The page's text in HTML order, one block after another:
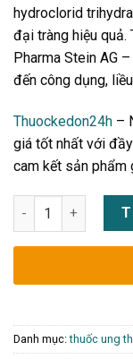
hydroclorid
đại tràng hiệu
Pharma Stein AG
đến công dụng,
Thuockedon24h –
giá tốt nhất với
cam kết sản phẩm
Thuốc Irinotesin
Danh mục:thuốc ung